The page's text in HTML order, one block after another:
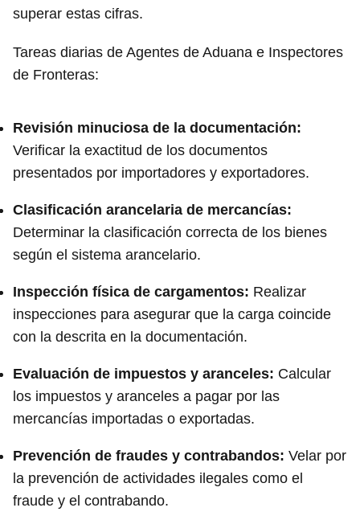
superar estas cifras.
Tareas diarias de Agentes de Aduana e Inspectores
de Fronteras:
Revisión minuciosa de la documentación:
Verificar la exactitud de los documentos
presentados por importadores y exportadores.
Clasificación arancelaria de mercancías:
Determinar la clasificación correcta de los bienes
según el sistema arancelario.
Inspección física de cargamentos: Realizar
inspecciones para asegurar que la carga coincide
con la descrita en la documentación.
Evaluación de impuestos y aranceles: Calcular
los impuestos y aranceles a pagar por las
mercancías importadas o exportadas.
Prevención de fraudes y contrabandos: Velar por
la prevención de actividades ilegales como el
fraude y el contrabando.